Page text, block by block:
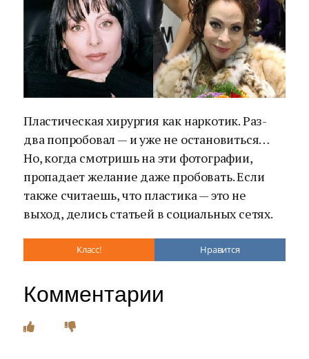
Пластическая хирургия как наркотик. Раз-
два попробовал — и уже не остановиться…
Но, когда смотришь на эти фотографии,
пропадает желание даже пробовать. Если
также считаешь, что пластика — это не
выход, делись статьей в социальных сетях.
Класс! Нравится
Комментарии